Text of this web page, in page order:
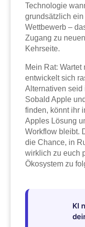
Technologie
grundsätzlich
Wettbewerb –
Zugang zu
Kehrseite.
Mein Rat:
entwickelt sich
Alternativen seid
Sobald Apple
finden, könnt ihr
Apples Lösung
Workflow bleibt.
die Chance, in
wirklich zu euch
Ökosystem zu
KI